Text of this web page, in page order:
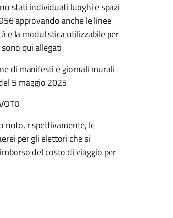
stati individuati luoghi e spazi
approvando anche le linee
e la modulistica utilizzabile per
qui allegati
di manifesti e giornali murali
5 maggio 2025
noto, rispettivamente, le
per gli elettori che si
del costo di viaggio per